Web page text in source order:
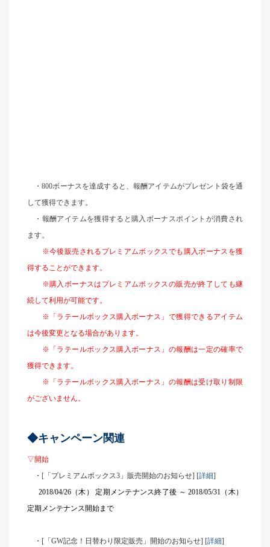
・800ボーナスを達成すると、報酬アイテムがプレゼント袋を通
して獲得できます。
・報酬アイテムを獲得すると購入ボーナスポイントが消費され
ます。
※今後販売されるプレミアムボックスでも購入ボーナスを獲
得することができます。
※購入ボーナスはプレミアムボックスの販売が終了しても継
続して利用が可能です。
※「ラテールボックス購入ボーナス」で獲得できるアイテム
は今後変更となる場合があります。
※「ラテールボックス購入ボーナス」の報酬は一定の確率で
獲得できます。
※「ラテールボックス購入ボーナス」の報酬は受け取り制限
がございません。
◆キャンペーン関連
▽開始
・ [ 「プレミアムボックス3」販売開始のお知らせ] [詳細]
2018/04/26（木） 定期メンテナンス終了後 ～ 2018/05/31（木）
定期メンテナンス開始まで
・[「GW記念！日替わり限定販売」開始のお知らせ] [詳細]